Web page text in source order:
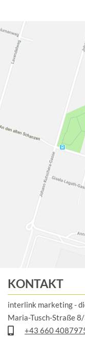
KONTAKT
interlink marketing -
Maria-Tusch-Straße
+43 660